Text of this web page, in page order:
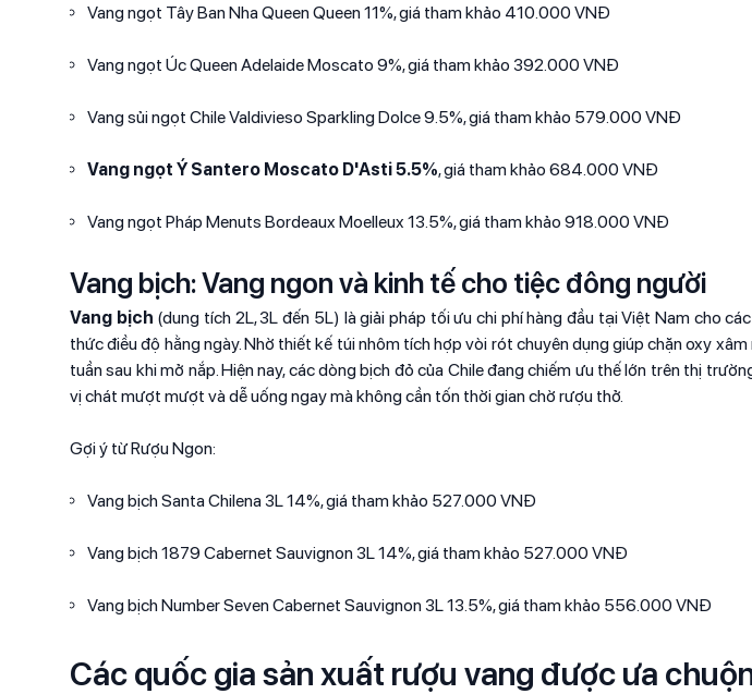
Vang ngọt Tây Ban Nha Queen Queen 11%, giá tham khảo 410.000 VNĐ
Vang ngọt Úc Queen Adelaide Moscato 9%, giá tham khảo 392.000 VNĐ
Vang sủi ngọt Chile Valdivieso Sparkling Dolce 9.5%, giá tham khảo 579.000 VNĐ
Vang ngọt Ý Santero Moscato D'Asti 5.5%, giá tham khảo 684.000 VNĐ
Vang ngọt Pháp Menuts Bordeaux Moelleux 13.5%, giá tham khảo 918.000 VNĐ
Vang bịch: Vang ngon và kinh tế cho tiệc đông người
Vang bịch (dung tích 2L, 3L đến 5L) là giải pháp tối ưu chi phí hàng đầu tại Việt Nam cho
thức điều độ hằng ngày. Nhờ thiết kế túi nhôm tích hợp vòi rót chuyên dụng giúp chặn oxy
tuần sau khi mở nắp. Hiện nay, các dòng bịch đỏ của Chile đang chiếm ưu thế lớn trên thị
vị chát mượt mượt và dễ uống ngay mà không cần tốn thời gian chờ rượu thở.
Gợi ý từ Rượu Ngon:
Vang bịch Santa Chilena 3L 14%, giá tham khảo 527.000 VNĐ
Vang bịch 1879 Cabernet Sauvignon 3L 14%, giá tham khảo 527.000 VNĐ
Vang bịch Number Seven Cabernet Sauvignon 3L 13.5%, giá tham khảo 556.000 VNĐ
Các quốc gia sản xuất rượu vang được ưa